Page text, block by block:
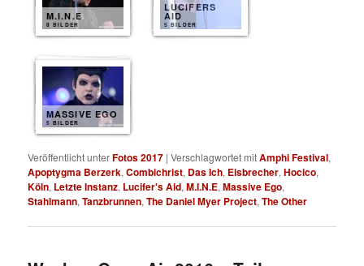
M.I.N.E
8 BILDER
LUCIFERS
AID
5 BILDER
MASSIVE EGO
5 BILDER
Veröffentlicht unterFotos 2017 |Verschlagwortet mitAmphi Festival,
Apoptygma Berzerk,Combichrist, Das Ich, Eisbrecher,Hocico,
Köln, Letzte Instanz, Lucifer's Aid,M.I.N.E,Massive Ego,
Stahlmann,Tanzbrunnen,The Daniel Myer Project,The Other